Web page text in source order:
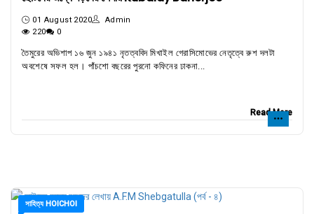
01 August 2020
Admin
220
0
তৈমুরের অভিশাপ ১৬ জুন ১৯৪১ নৃতত্ববিদ মিখাইল গেরাসিমোভের নেতৃত্বে রুশ দলটা
অবশেষে সফল হল। পাঁচশো বছরের পুরনো কফিনের ঢাকনা...
Read More
সাহিত্য HOICHOI